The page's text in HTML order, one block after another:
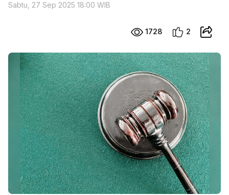
Sabtu, 27 Sep 2025 18:00 WIB
1728 2